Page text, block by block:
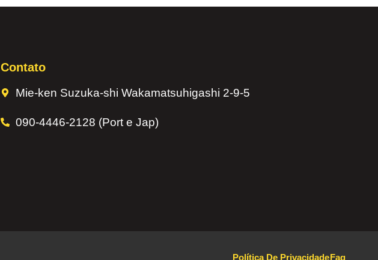
Contato
Mie-ken Suzuka-shi Wakamatsuhigashi 2-9-5
090-4446-2128 (Port e Jap)
Política De PrivacidadeFaq